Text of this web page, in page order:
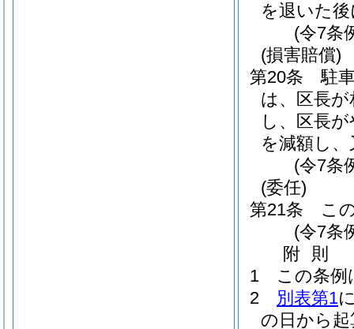
を退いた
(令7条
(損害賠償)
第20条
駐
は、区長
し、区長
を減額し
(令7条
(委任)
第21条
こ
(令7条
附 則
1
この条例
2
別表第1
の日から